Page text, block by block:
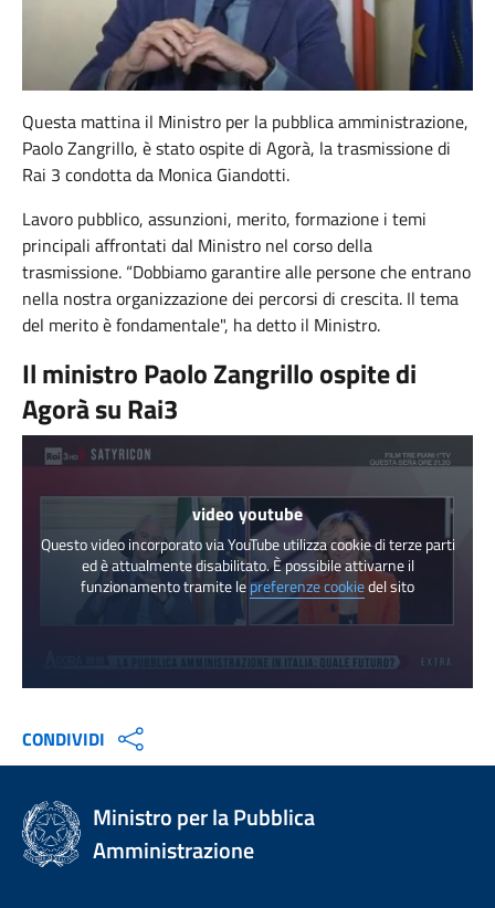
Questa mattina il Ministro per la pubblica amministrazione,
Paolo Zangrillo, è stato ospite di Agorà, la trasmissione di
Rai 3 condotta da Monica Giandotti.
Lavoro pubblico, assunzioni, merito, formazione i temi
principali affrontati dal Ministro nel corso della
trasmissione. “Dobbiamo garantire alle persone che entrano
nella nostra organizzazione dei percorsi di crescita. Il tema
del merito è fondamentale", ha detto il Ministro.
Il ministro Paolo Zangrillo ospite di
Agorà su Rai3
video youtube
Questo video incorporato via YouTube utilizza cookie di terze parti
ed è attualmente disabilitato. È possibile attivarne il
funzionamento tramite le preferenze cookiedel sito
CONDIVIDI
Ministro per la Pubblica
Amministrazione